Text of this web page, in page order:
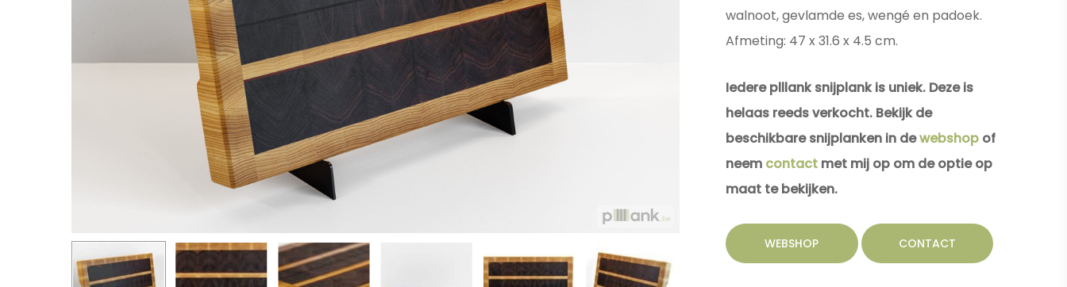
walnoot, gevlamde es, wengé en padoek.
Afmeting: 47 x 31.6 x 4.5 cm.
Iedere plllank snijplank is uniek. Deze is
helaas reeds verkocht. Bekijk de
beschikbare snijplanken in dewebshop of
neem contact met mij op om de optie op
maat te bekijken.
WEBSHOP CONTACT